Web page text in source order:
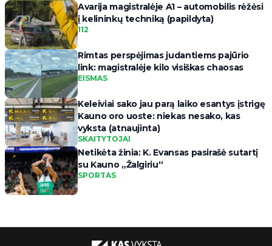
Avarija magistralėje A1 – automobilis rėžėsi
į kelininkų techniką (papildyta)
112
Rimtas perspėjimas judantiems pajūrio
link: magistralėje kilo visiškas chaosas
EISMAS
Keleiviai sako jau parą laiko esantys įstrigę
Kauno oro uoste: niekas nesako, kas
vyksta (atnaujinta)
SKAITYTOJAI
Netikėta žinia: K. Evansas pasirašė sutartį
su Kauno „Žalgiriu“
SPORTAS